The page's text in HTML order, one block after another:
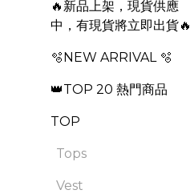
🔥新品上架，現貨供應
中，有現貨將立即出貨🔥
🫧NEW ARRIVAL 🫧
👑TOP 20 熱門商品
TOP
Tops
Vest